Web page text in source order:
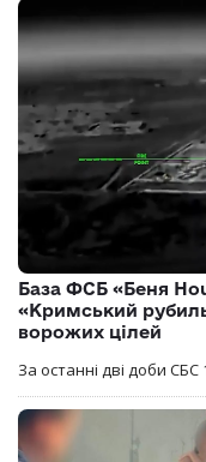
База ФСБ «Беня
«Кримський
ворожих цілей
За останні дві доби СБС